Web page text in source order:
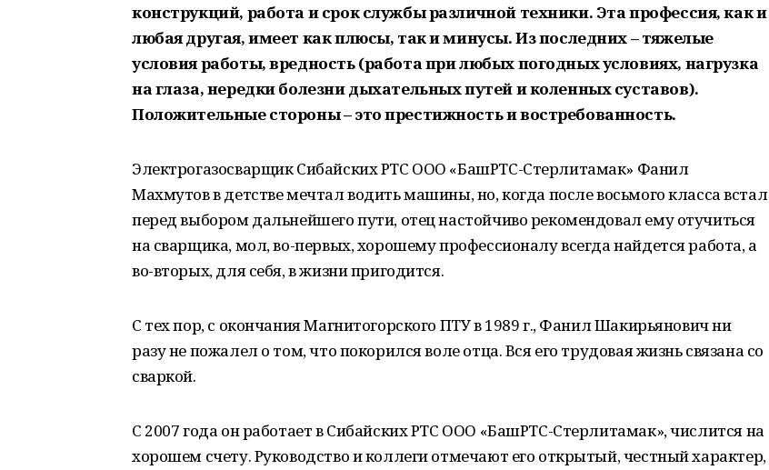
конструкций, работа и срок службы различной техники. Эта профессия, как и
любая другая, имеет как плюсы, так и минусы. Из последних – тяжелые
условия работы, вредность (работа при любых погодных условиях, нагрузка
на глаза, нередки болезни дыхательных путей и коленных суставов).
Положительные стороны – это престижность и востребованность.
Электрогазосварщик Сибайских РТС ООО «БашРТС-Стерлитамак» Фанил
Махмутов в детстве мечтал водить машины, но, когда после восьмого класса встал
перед выбором дальнейшего пути, отец настойчиво рекомендовал ему отучиться
на сварщика, мол, во-первых, хорошему профессионалу всегда найдется работа, а
во-вторых, для себя, в жизни пригодится.
С тех пор, с окончания Магнитогорского ПТУ в 1989 г., Фанил Шакирьянович ни
разу не пожалел о том, что покорился воле отца. Вся его трудовая жизнь связана со
сваркой.
С 2007 года он работает в Сибайских РТС ООО «БашРТС-Стерлитамак», числится на
хорошем счету. Руководство и коллеги отмечают его открытый, честный характер,